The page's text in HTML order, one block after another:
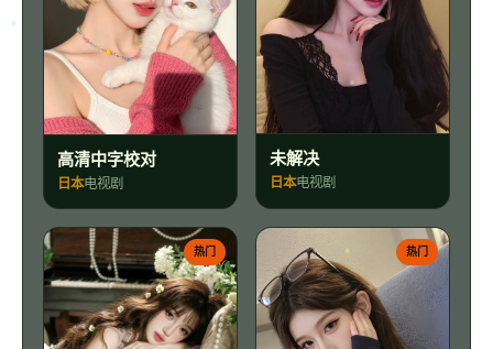
高清中字校对
日本电视剧
未解决
日本电视剧
热门 热门